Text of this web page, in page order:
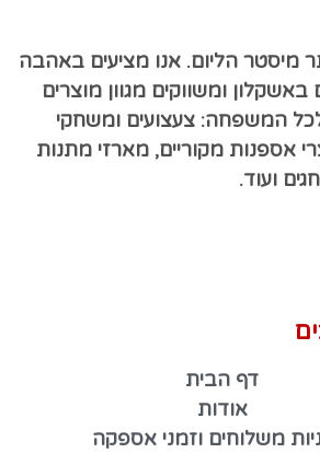
מיסטר הליום. אנו מציעים באהבה
באשקלון ומשווקים מגוון מוצרים
המשפחה: צעצועים ומשחקי
אספנות מקוריים, מארזי מתנות
ועוד.
דף הבית
אודות
משלוחים וזמני אספקה